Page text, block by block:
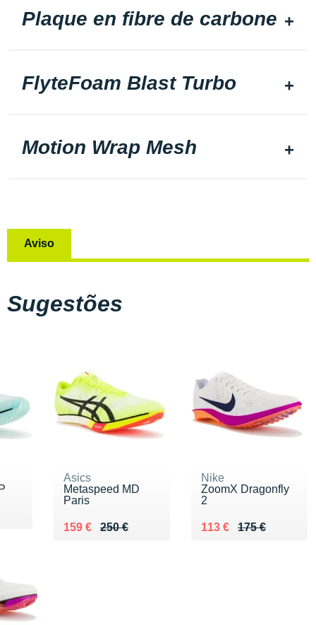
Plaque en fibre de carbone
FlyteFoam Blast Turbo
Motion Wrap Mesh
Aviso
Sugestões
Asics
Metaspeed MD
Paris
250 €
Au lieu de 250 €
159 €
Vendu 159 €
Nike
ZoomX Dragonfly
2
175 €
Au lieu de 175 €
113 €
Vendu 113 €